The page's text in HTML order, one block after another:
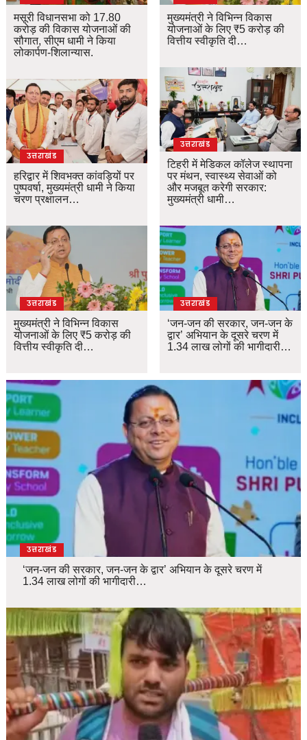
मसूरी विधानसभा को 17.80
करोड़ की विकास योजनाओं की
सौगात, सीएम धामी ने किया
लोकार्पण-शिलान्यास.
उत्तराखंड
हरिद्वार में शिवभक्त कांवड़ियों पर
पुष्पवर्षा, मुख्यमंत्री धामी ने किया
चरण प्रक्षालन…
उत्तराखंड
मुख्यमंत्री ने विभिन्न विकास
योजनाओं के लिए ₹5 करोड़ की
वित्तीय स्वीकृति दी…
मुख्यमंत्री ने विभिन्न विकास
योजनाओं के लिए ₹5 करोड़ की
वित्तीय स्वीकृति दी…
उत्तराखंड
टिहरी में मेडिकल कॉलेज स्थापना
पर मंथन, स्वास्थ्य सेवाओं को
और मजबूत करेगी सरकार:
मुख्यमंत्री धामी…
उत्तराखंड
‘जन-जन की सरकार, जन-जन के
द्वार’ अभियान के दूसरे चरण में
1.34 लाख लोगों की भागीदारी…
उत्तराखंड
‘जन-जन की सरकार, जन-जन के द्वार’ अभियान के दूसरे चरण में
1.34 लाख लोगों की भागीदारी…